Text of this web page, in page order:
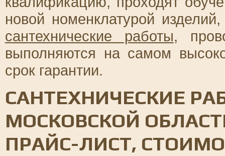
новой номенклатурой
сантехнические работы,
выполняются на самом
срок гарантии.
САНТЕХНИЧЕСКИЕ
МОСКОВСКОЙ
ПРАЙС-ЛИСТ,